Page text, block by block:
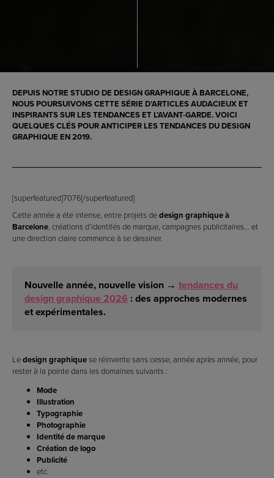
DEPUIS NOTRE STUDIO DE DESIGN GRAPHIQUE À BARCELONE,
NOUS POURSUIVONS CETTE SÉRIE D’ARTICLES AUDACIEUX ET
INSPIRANTS SUR LES TENDANCES ET L’AVANT-GARDE. VOICI
QUELQUES CLÉS POUR ANTICIPER LESTENDANCES DU DESIGN
GRAPHIQUE EN 2019.
[superfeatured]7076[/superfeatured]
Cette année a été intense, entre projets dedesign graphique à
Barcelone , créations d’identités de marque, campagnes publicitaires… et
une direction claire commence à se dessiner.
Nouvelle année, nouvelle vision → tendances du
design graphique 2026 : des approches modernes
et expérimentales.
Ledesign graphiquese réinvente sans cesse, année après année, pour
rester à la pointe dans les domaines suivants :
Mode
Illustration
Typographie
Photographie
Identité de marque
Création de logo
Publicité
etc.